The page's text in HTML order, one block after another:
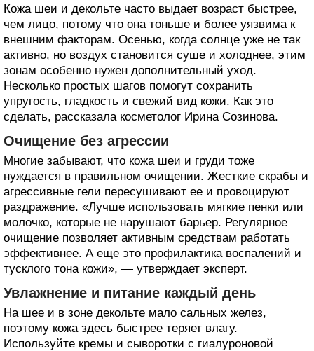
Кожа шеи и декольте часто выдает возраст быстрее,
чем лицо, потому что она тоньше и более уязвима к
внешним факторам. Осенью, когда солнце уже не так
активно, но воздух становится суше и холоднее, этим
зонам особенно нужен дополнительный уход.
Несколько простых шагов помогут сохранить
упругость, гладкость и свежий вид кожи. Как это
сделать, рассказала косметолог Ирина Созинова.
Очищение без агрессии
Многие забывают, что кожа шеи и груди тоже
нуждается в правильном очищении. Жесткие скрабы и
агрессивные гели пересушивают ее и провоцируют
раздражение. «Лучше использовать мягкие пенки или
молочко, которые не нарушают барьер. Регулярное
очищение позволяет активным средствам работать
эффективнее. А еще это профилактика воспалений и
тусклого тона кожи», — утверждает эксперт.
Увлажнение и питание каждый день
На шее и в зоне декольте мало сальных желез,
поэтому кожа здесь быстрее теряет влагу.
Используйте кремы и сыворотки с гиалуроновой